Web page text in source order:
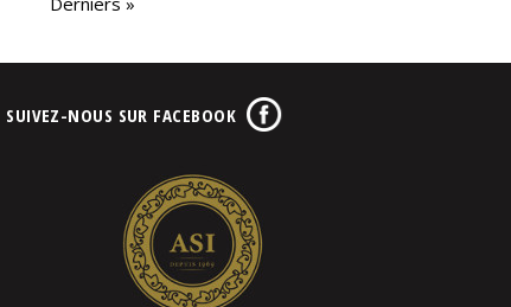
SUIVEZ-NOUS SUR FACEBOOK